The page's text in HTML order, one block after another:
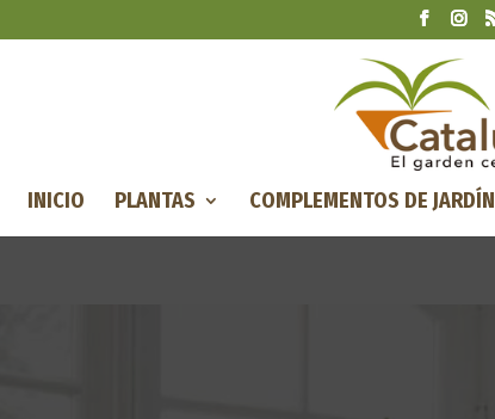
INICIO PLANTAS COMPLEMENTOS DE JARDÍN